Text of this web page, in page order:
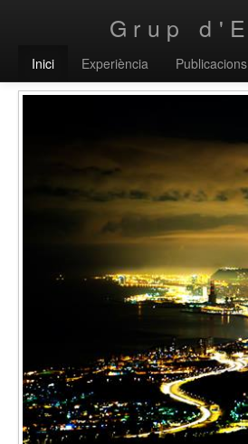
Grup
Inici Experiència Publicacions